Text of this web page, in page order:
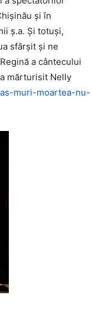
și în
ş.a. Şi totuşi,
sfârşit și ne
a cântecului
mărturisit Nelly
muri-moartea-nu-